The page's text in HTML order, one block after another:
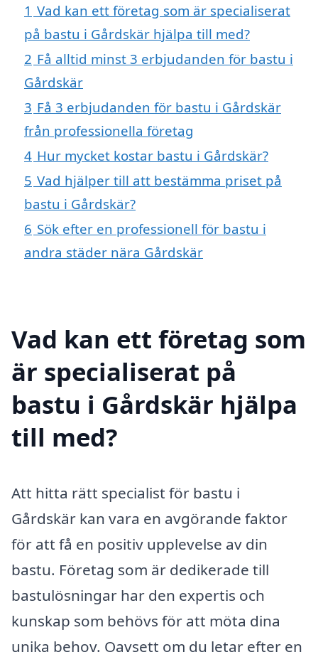
1 Vad kan ett företag som är specialiserat
på bastu i Gårdskär hjälpa till med?
2 Få alltid minst 3 erbjudanden för bastu i
Gårdskär
3 Få 3 erbjudanden för bastu i Gårdskär
från professionella företag
4 Hur mycket kostar bastu i Gårdskär?
5 Vad hjälper till att bestämma priset på
bastu i Gårdskär?
6 Sök efter en professionell för bastu i
andra städer nära Gårdskär
Vad kan ett företag som
är specialiserat på
bastu i Gårdskär hjälpa
till med?
Att hitta rätt specialist för bastu i
Gårdskär kan vara en avgörande faktor
för att få en positiv upplevelse av din
bastu. Företag som är dedikerade till
bastulösningar har den expertis och
kunskap som behövs för att möta dina
unika behov. Oavsett om du letar efter en